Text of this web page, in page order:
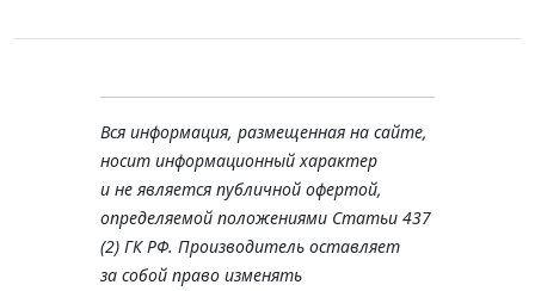
Вся информация, размещенная на сайте,
носит информационный характер
и не является публичной офертой,
определяемой положениями Статьи 437
(2) ГК РФ. Производитель оставляет
за собой право изменять